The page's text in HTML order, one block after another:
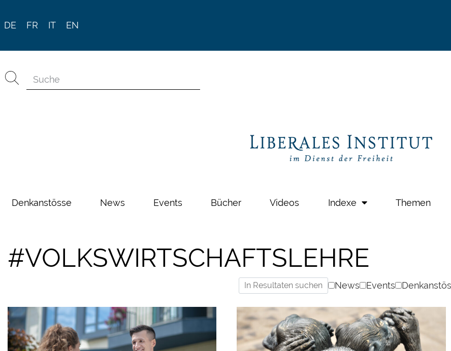
DE FR IT EN
Denkanstösse News Events Bücher Videos Indexe Themen
#VOLKSWIRTSCHAFTSLEHRE
News Events